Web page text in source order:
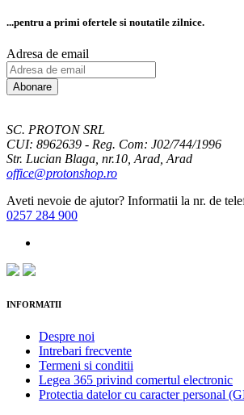
...pentru a primi ofertele si noutatile zilnice.
Adresa de email
Abonare
SC. PROTON SRL
CUI: 8962639 - Reg. Com: J02/744/1996
Str. Lucian Blaga, nr.10, Arad, Arad
office@protonshop.ro
Aveti nevoie de ajutor? Informatii la nr. de
0257 284 900
INFORMATII
Despre noi
Intrebari frecvente
Termeni si conditii
Legea 365 privind comertul electronic
Protectia datelor cu caracter personal